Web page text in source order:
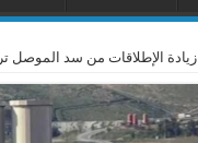
زيادة الإطلاقات من سد الموصل